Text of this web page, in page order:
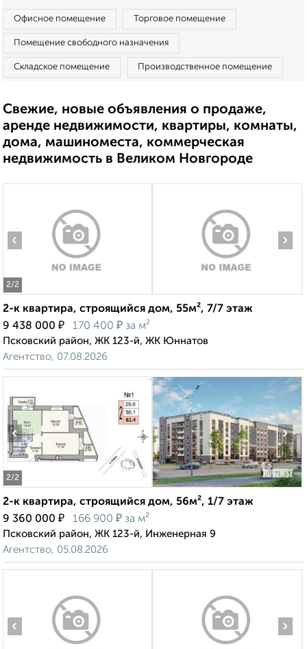
Офисное помещение Торговое помещение
Помещение свободного назначения
Складское помещение Производственное помещение
Свежие, новые объявления о продаже,
аренде недвижимости, квартиры, комнаты,
дома, машиноместа, коммерческая
недвижимость в Великом Новгороде
2/2
‹ ›
2-к квартира, строящийся дом, 55м², 7/7 этаж
9 438 000 ₽ 170 400 ₽ за м²
Псковский район, ЖК 123-й, ЖК Юннатов
Агентство, 07.08.2026
2/2
‹ ›
2-к квартира, строящийся дом, 56м², 1/7 этаж
9 360 000 ₽ 166 900 ₽ за м²
Псковский район, ЖК 123-й, Инженерная 9
Агентство, 05.08.2026
‹ ›